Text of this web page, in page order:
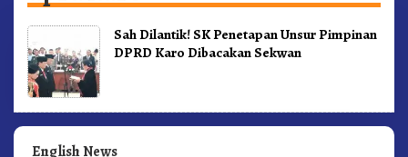
Sah Dilantik! SK Penetapan Unsur Pimpinan
DPRD Karo Dibacakan Sekwan
English News